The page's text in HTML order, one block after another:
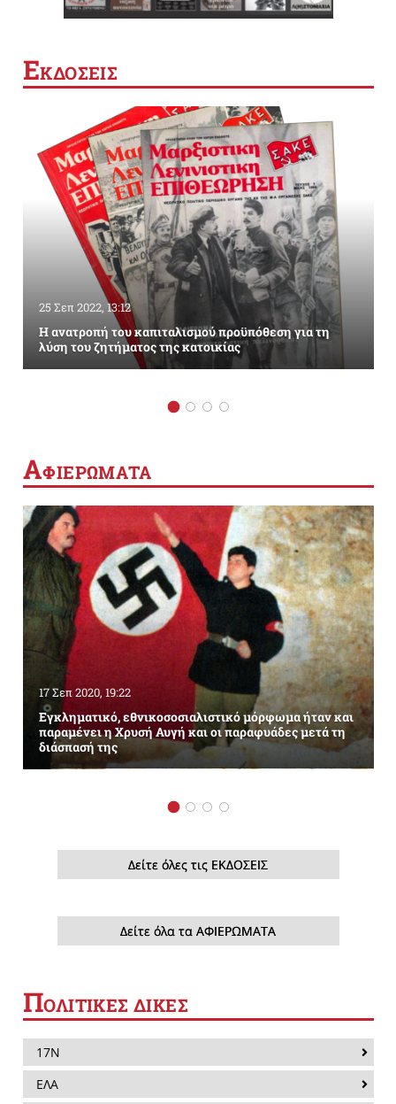
ΕΚΔΟΣΕΙΣ
25 Σεπ 2022, 13:12
Η ανατροπή του καπιταλισμού προϋπόθεση για τη
λύση του ζητήματος της κατοικίας
ΑΦΙΕΡΩΜΑΤΑ
17 Σεπ 2020, 19:22
Εγκληματικό, εθνικοσοσιαλιστικό μόρφωμα ήταν και
παραμένει η Χρυσή Αυγή και οι παραφυάδες μετά τη
διάσπασή της
Δείτε όλες τις ΕΚΔΟΣΕΙΣ
Δείτε όλα τα ΑΦΙΕΡΩΜΑΤΑ
ΠΟΛΙΤΙΚΕΣ ΔΙΚΕΣ
17Ν
ΕΛΑ